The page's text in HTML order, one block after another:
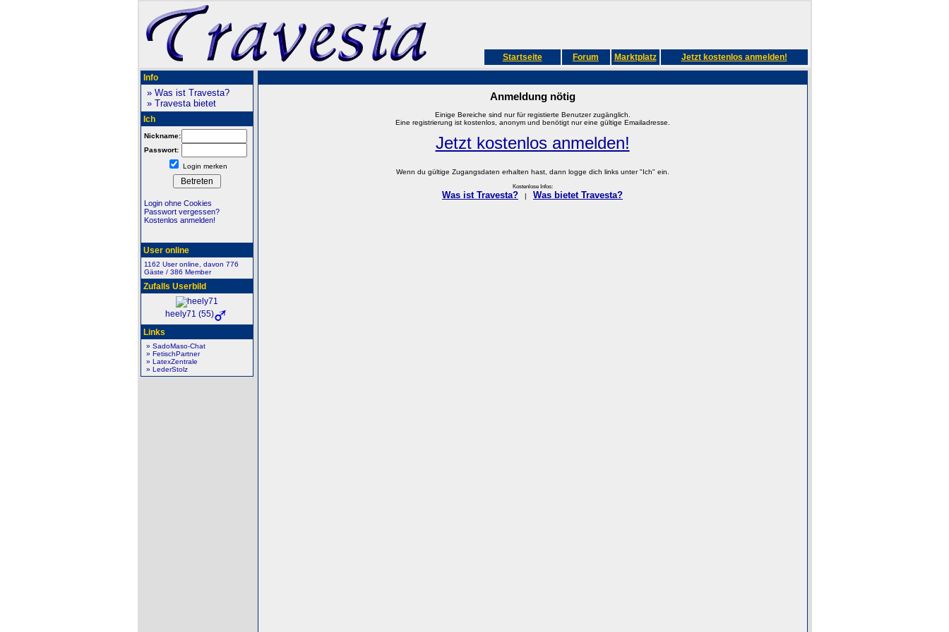
Startseite Forum Marktplatz Jetzt kostenlos anmelden!
Info
» Was ist Travesta?
» Travesta bietet
Ich
Nickname:
Passwort:
Login merken
Login ohne Cookies
Passwort vergessen?
Kostenlos anmelden!
User online
1162 User online, davon 776
Gäste / 386 Member
Zufalls Userbild
heely71 (55)
Links
» SadoMaso-Chat
» FetischPartner
» LatexZentrale
» LederStolz
Anmeldung nötig
Einige Bereiche sind nur für registierte Benutzer zugänglich.
Eine registrierung ist kostenlos, anonym und benötigt nur eine gültige Emailadresse.
Jetzt kostenlos anmelden!
Wenn du gültige Zugangsdaten erhalten hast, dann logge dich links unter "Ich" ein.
Kostenlose Infos:
Was ist Travesta? Was bietet Travesta?